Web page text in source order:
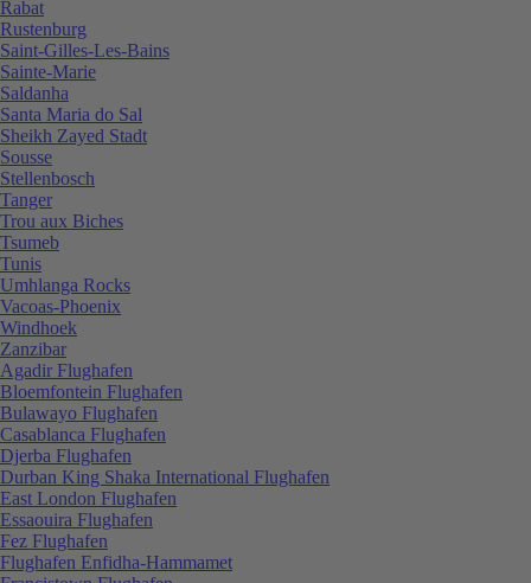
Rabat
Rustenburg
Saint-Gilles-Les-Bains
Sainte-Marie
Saldanha
Santa Maria do Sal
Sheikh Zayed Stadt
Sousse
Stellenbosch
Tanger
Trou aux Biches
Tsumeb
Tunis
Umhlanga Rocks
Vacoas-Phoenix
Windhoek
Zanzibar
Agadir Flughafen
Bloemfontein Flughafen
Bulawayo Flughafen
Casablanca Flughafen
Djerba Flughafen
Durban King Shaka International Flughafen
East London Flughafen
Essaouira Flughafen
Fez Flughafen
Flughafen Enfidha-Hammamet